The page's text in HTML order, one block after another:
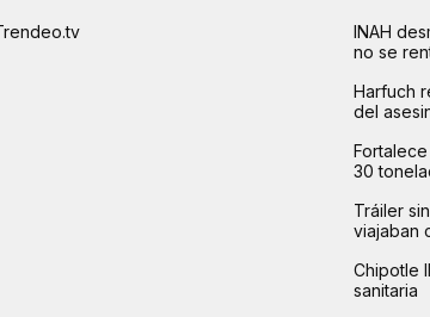
INAH
no se
Harfuch
del
30
Tráiler
viajaban
Chipotle
sanitaria